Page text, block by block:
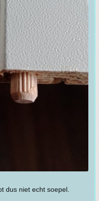
dus niet echt soepel.